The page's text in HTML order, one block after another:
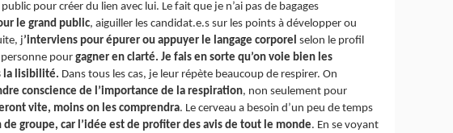
pour créer du lien avec lui. Le fait que je n’ai pas de bagages
le grand public, aiguiller les candidat.e.s sur les points à développer ou
j’interviens pour épurer ou appuyer le langage corporel selon le profil
personne pourgagner en clarté. Je fais en sorte qu’on voie bien les
la lisibilité. Dans tous les cas, je leur répète beaucoup de respirer. On
conscience de l’importance de la respiration, non seulement pour
vite, moins on les comprendra. Le cerveau a besoin d’un peu de temps
groupe, car l’idée est de profiter des avis de tout le monde. En se voyant